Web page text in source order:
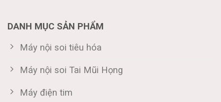
DANH MỤC SẢN PHẨM
Máy nội soi tiêu hóa
Máy nội soi Tai Mũi Họng
Máy điện tim